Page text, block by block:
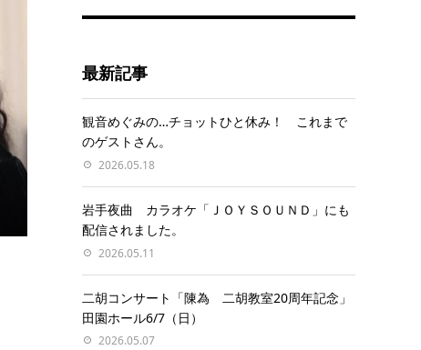
最新記事
観音めぐみの…チョットひと休み！ これまで
のゲストさん。
2026.05.18
岩手夜曲 カラオケ「ＪＯＹＳＯＵＮＤ」にも
配信されました。
2026.05.11
二胡コンサート「陳為 二胡教室20周年記念」
田園ホール6/7（日）
2026.05.07